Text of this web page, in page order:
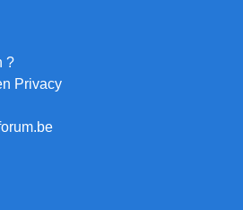
?
Privacy